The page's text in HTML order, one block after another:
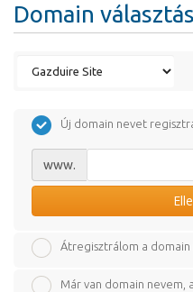
Domain
Új domain nevet
www.
Átregisztrálom a
Már van domain nevem,